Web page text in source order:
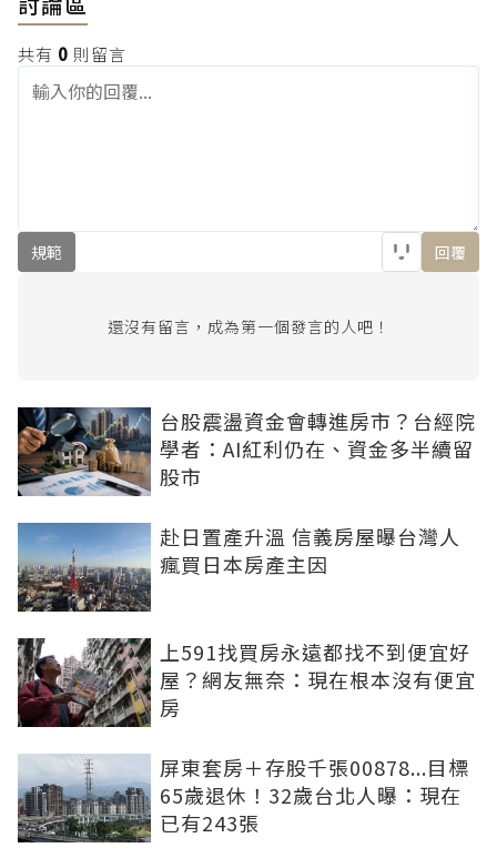
共有 0 則留言
規範 回覆
還沒有留言，成為第一個發言的人吧！
台股震盪資金會轉進房市？台經院
學者：AI紅利仍在、資金多半續留
股市
赴日置產升溫 信義房屋曝台灣人
瘋買日本房產主因
上591找買房永遠都找不到便宜好
屋？網友無奈：現在根本沒有便宜
房
屏東套房＋存股千張00878...目標
65歲退休！32歲台北人曝：現在
已有243張